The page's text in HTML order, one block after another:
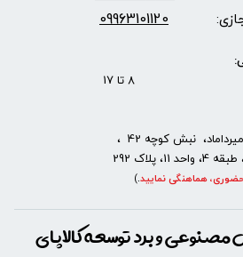
و برد توسعه کالاپای
09963101120
8 تا 17
نبش کوچه 42 ،
پلاک 292
هماهنگی نمایید.
)